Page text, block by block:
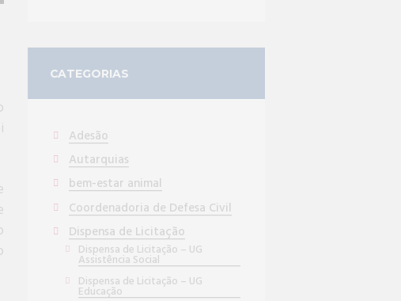
CATEGORIAS
Adesão
Autarquias
bem-estar animal
Coordenadoria de Defesa Civil
Dispensa de Licitação
Dispensa de Licitação – UG
Assistência Social
Dispensa de Licitação – UG
Educação